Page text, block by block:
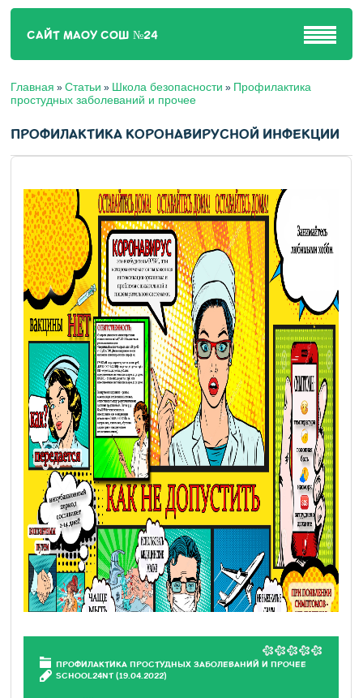
САЙТ МАОУ СОШ №24
Главная »Статьи » Школа безопасности » Профилактика
простудных заболеваний и прочее
ПРОФИЛАКТИКА КОРОНАВИРУСНОЙ ИНФЕКЦИИ
ПРОФИЛАКТИКА ПРОСТУДНЫХ ЗАБОЛЕВАНИЙ И ПРОЧЕЕ
SCHOOL24NT (19.04.2022)